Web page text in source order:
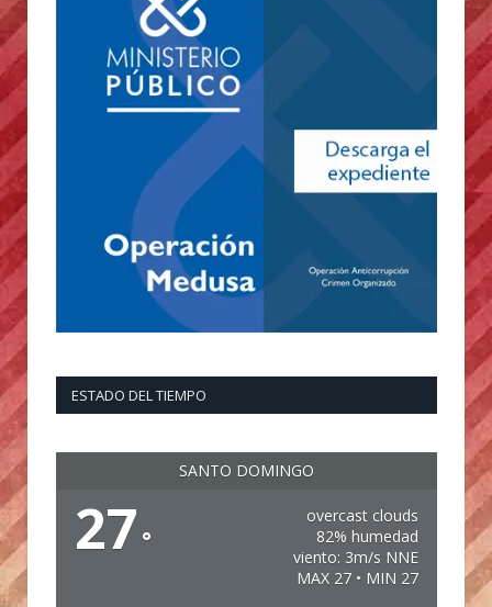
ESTADO DEL TIEMPO
SANTO DOMINGO
27 °
overcast clouds
82% humedad
viento: 3m/s NNE
MAX 27 • MIN 27